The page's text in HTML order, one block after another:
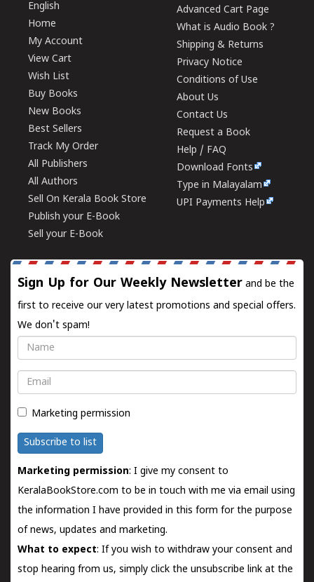
English
Home
My Account
View Cart
Wish List
Buy Books
New Books
Best Sellers
Track My Order
All Publishers
All Authors
Sell On Kerala Book Store
Publish your E-Book
Sell your E-Book
Advanced Cart Page
What is Audio Book ?
Shipping & Returns
Privacy Notice
Conditions of Use
About Us
Contact Us
Request a Book
Help / FAQ
Download Fonts
Type in Malayalam
UPI Payments Help
Sign Up for Our Weekly Newsletter and be the
first to receive our very latest promotions and special offers.
We don't spam!
Name
Email
Marketing permission
Subscribe to list
Marketing permission: I give my consent to
KeralaBookStore.com to be in touch with me via email using
the information I have provided in this form for the purpose
of news, updates and marketing.
What to expect: If you wish to withdraw your consent and
stop hearing from us, simply click the unsubscribe link at the